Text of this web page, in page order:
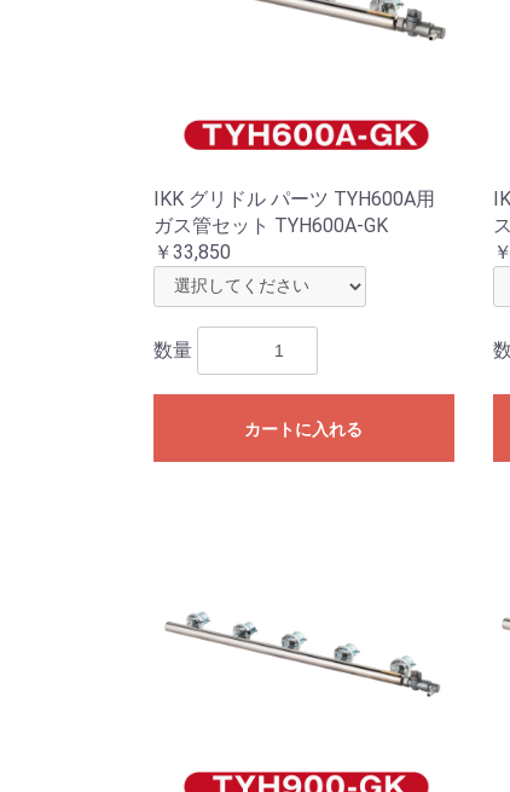
IKK グリドル パーツ TYH600A用
ガス管セット TYH600A-GK
￥33,850
数量
カートに入れる